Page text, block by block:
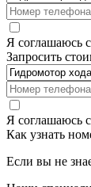
Я соглашаюсь с
Запросить
Я соглашаюсь с
Как узнать
Если вы не